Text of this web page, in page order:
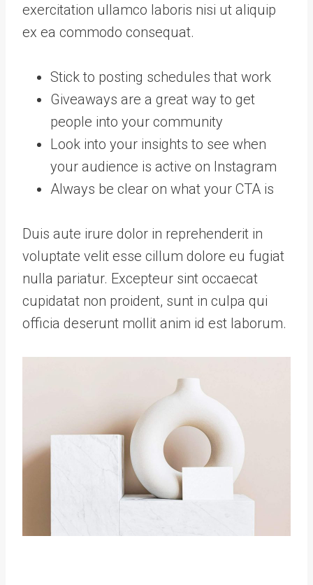
exercitation ullamco laboris nisi ut aliquip
ex ea commodo consequat.
Stick to posting schedules that work
Giveaways are a great way to get
people into your community
Look into your insights to see when
your audience is active on Instagram
Always be clear on what your CTA is
Duis aute irure dolor in reprehenderit in
voluptate velit esse cillum dolore eu fugiat
nulla pariatur. Excepteur sint occaecat
cupidatat non proident, sunt in culpa qui
officia deserunt mollit anim id est laborum.